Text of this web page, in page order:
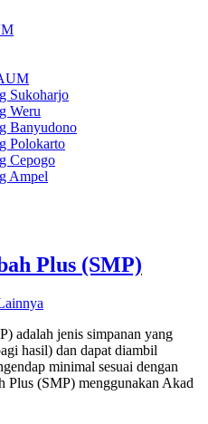
Sukoharjo
Weru
Banyudono
Polokarto
Cepogo
Ampel
Plus (SMP)
adalah jenis simpanan yang
hasil) dan dapat diambil
minimal sesuai dengan
Plus (SMP) menggunakan Akad